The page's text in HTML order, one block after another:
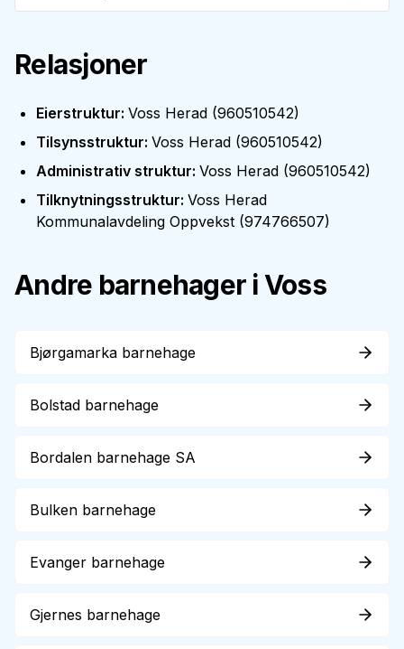
Relasjoner
Eierstruktur: Voss Herad (960510542)
Tilsynsstruktur: Voss Herad (960510542)
Administrativ struktur: Voss Herad (960510542)
Tilknytningsstruktur: Voss Herad
Kommunalavdeling Oppvekst (974766507)
Andre barnehager iVoss
Bjørgamarka barnehage
Bolstad barnehage
Bordalen barnehage SA
Bulken barnehage
Evanger barnehage
Gjernes barnehage